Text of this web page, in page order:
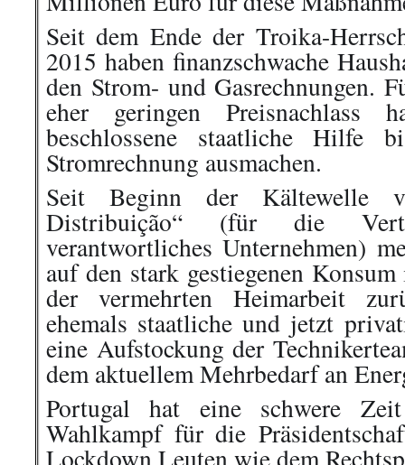
Seit dem Ende der Troika-
2015 haben finanzschwache
den Strom- und Gasrechnungen.
eher geringen Preisnachlass
beschlossene staatliche Hilfe
Stromrechnung ausmachen.
Seit Beginn der Kältewelle
Distribuição“ (für die
verantwortliches Unternehmen)
auf den stark gestiegenen
der vermehrten Heimarbeit
ehemals staatliche und jetzt
eine Aufstockung der
dem aktuellem Mehrbedarf an
Portugal hat eine schwere
Wahlkampf für die